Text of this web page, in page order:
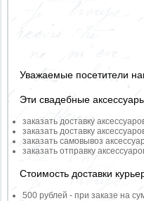
Уважаемые посетители
Эти свадебные
заказать доставку
заказать доставку
заказать самовывоз
заказать отправку
Стоимость доставки
500 рублей - при заказе на